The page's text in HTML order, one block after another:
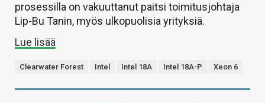
prosessilla on vakuuttanut paitsi toimitusjohtaja
Lip-Bu Tanin, myös ulkopuolisia yrityksiä.
Lue lisää
Clearwater Forest Intel Intel 18A Intel 18A-P Xeon 6